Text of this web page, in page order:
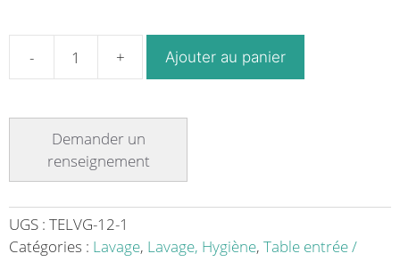
quantité
d'entrée
lave
vaisselle
bac
Ajouter au panier
UGS : TELVG-12-1
Catégories : Lavage, Lavage, Hygiène, Table entrée /